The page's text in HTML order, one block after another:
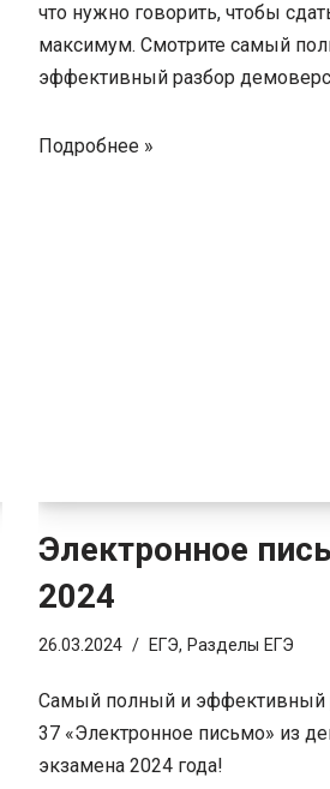
что нужно говорить, чтобы
максимум. Смотрите самый
эффективный разбор
Подробнее »
Электронное
2024
26.03.2024 ЕГЭ, Разделы ЕГЭ
Самый полный и эффективный
37 «Электронное письмо» из
экзамена 2024 года!